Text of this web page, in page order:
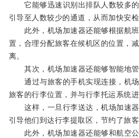
它能够迅速识别出排队人数较多的
引导至人数较少的通道，从而加快安检
此外，机场加速器还能够根据航班
置，合理分配旅客在候机区的位置，
离。
其次，机场加速器还能够智能地管
通过与旅客的手机实现连接，机场
旅客的行李位置，并与行李托运系统进
这样，一旦行李送达，机场加速器
引导他们到达行李提取区，节约了旅
此外，机场加速器还能够和航空公